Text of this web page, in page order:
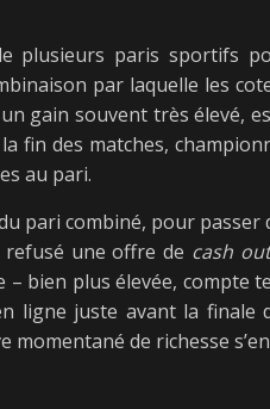
plusieurs paris sportifs
par laquelle les
gain souvent très élevé,
fin des matches,
au pari.
pari combiné, pour passer
refusé une offre de cash
bien plus élevée, compte
ligne juste avant la finale
momentané de richesse